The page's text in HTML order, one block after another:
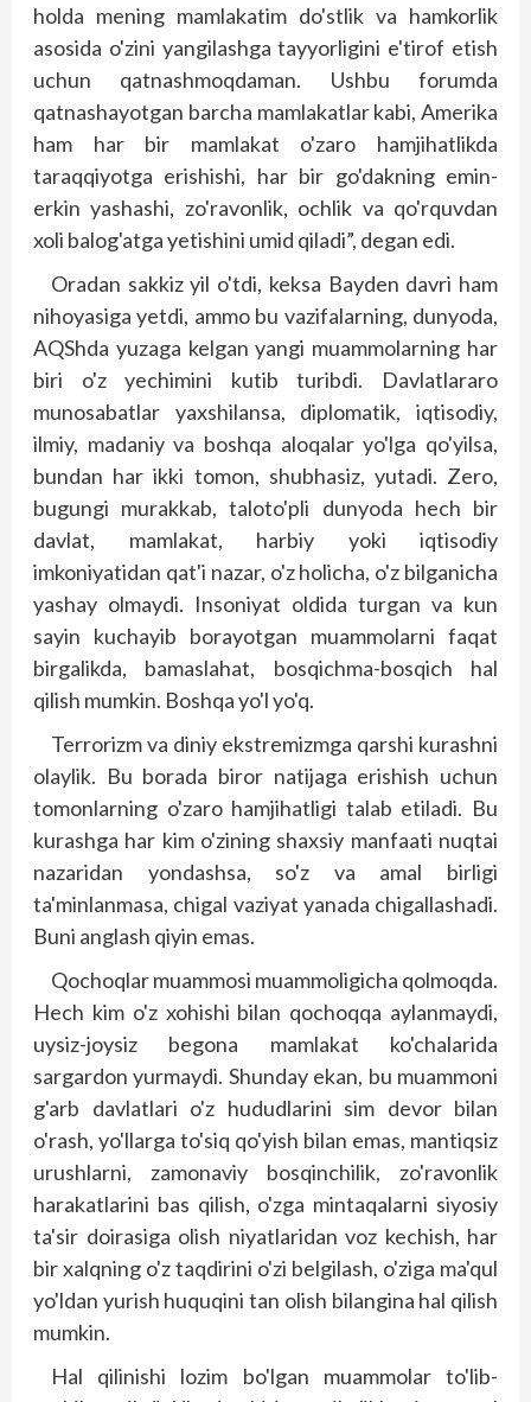
holda mening mamlakatim do'stlik va hamkorlik
asosida o'zini yangilashga tayyorligini e'tirof etish
uchun qatnashmoqdaman. Ushbu forumda
qatnashayotgan barcha mamlakatlar kabi, Amerika
ham har bir mamlakat o'zaro hamjihatlikda
taraqqiyotga erishishi, har bir go'dakning emin-
erkin yashashi, zo'ravonlik, ochlik va qo'rquvdan
xoli balog'atga yetishini umid qiladi”, degan edi.
Oradan sakkiz yil o'tdi, keksa Bayden davri ham
nihoyasiga yetdi, ammo bu vazifalarning, dunyoda,
AQShda yuzaga kelgan yangi muammolarning har
biri o'z yechimini kutib turibdi. Davlatlararo
munosabatlar yaxshilansa, diplomatik, iqtisodiy,
ilmiy, madaniy va boshqa aloqalar yo'lga qo'yilsa,
bundan har ikki tomon, shubhasiz, yutadi. Zero,
bugungi murakkab, taloto'pli dunyoda hech bir
davlat, mamlakat, harbiy yoki iqtisodiy
imkoniyatidan qat'i nazar, o'z holicha, o'z bilganicha
yashay olmaydi. Insoniyat oldida turgan va kun
sayin kuchayib borayotgan muammolarni faqat
birgalikda, bamaslahat, bosqichma-bosqich hal
qilish mumkin. Boshqa yo'l yo'q.
Terrorizm va diniy ekstremizmga qarshi kurashni
olaylik. Bu borada biror natijaga erishish uchun
tomonlarning o'zaro hamjihatligi talab etiladi. Bu
kurashga har kim o'zining shaxsiy manfaati nuqtai
nazaridan yondashsa, so'z va amal birligi
ta'minlanmasa, chigal vaziyat yanada chigallashadi.
Buni anglash qiyin emas.
Qochoqlar muammosi muammoligicha qolmoqda.
Hech kim o'z xohishi bilan qochoqqa aylanmaydi,
uysiz-joysiz begona mamlakat ko'chalarida
sargardon yurmaydi. Shunday ekan, bu muammoni
g'arb davlatlari o'z hududlarini sim devor bilan
o'rash, yo'llarga to'siq qo'yish bilan emas, mantiqsiz
urushlarni, zamonaviy bosqinchilik, zo'ravonlik
harakatlarini bas qilish, o'zga mintaqalarni siyosiy
ta'sir doirasiga olish niyatlaridan voz kechish, har
bir xalqning o'z taqdirini o'zi belgilash, o'ziga ma'qul
yo'ldan yurish huquqini tan olish bilangina hal qilish
mumkin.
Hal qilinishi lozim bo'lgan muammolar to'lib-